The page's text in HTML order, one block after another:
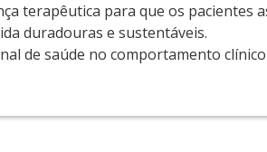
terapêutica para que os pacientes
duradouras e sustentáveis.
de saúde no comportamento